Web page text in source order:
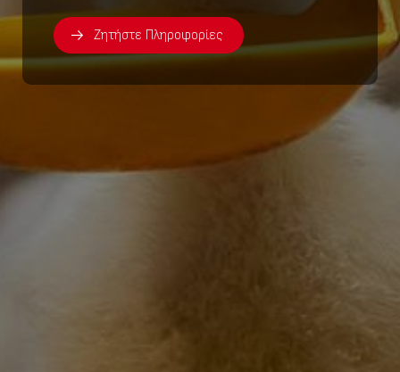
Ζητήστε Πληροφορίες